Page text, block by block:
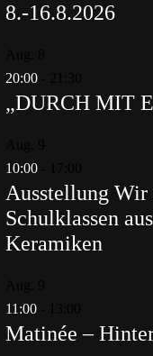
8.-16.8.2026
20:00
„DURCH MIT
10:00
Ausstellung Wir
Schulklassen
Keramiken
11:00
Matinée –